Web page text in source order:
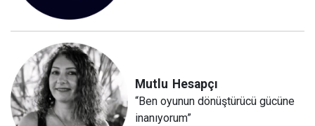
Mutlu Hesapçı
“Ben oyunun dönüştürücü gücüne
inanıyorum”